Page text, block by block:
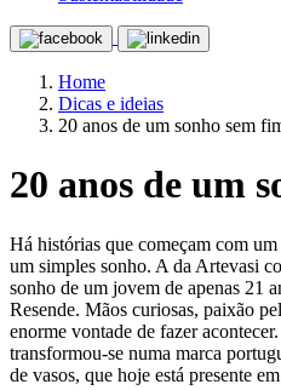
Home
Dicas e ideias
20 anos de um sonho sem
20 anos de um
Há histórias que começam com
um simples sonho. A da Artevasi
sonho de um jovem de apenas 21
Resende. Mãos curiosas, paixão
enorme vontade de fazer
transformou-se numa marca
de vasos, que hoje está presente